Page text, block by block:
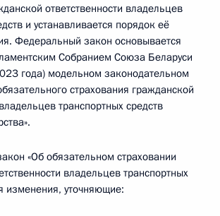
ответственности владельцев
и устанавливается порядок её
Федеральный закон основывается
Собранием Союза Беларуси
года) модельном законодательном
страхования гражданской
транспортных средств
«Об обязательном страховании
владельцев транспортных
изменения, уточняющие: